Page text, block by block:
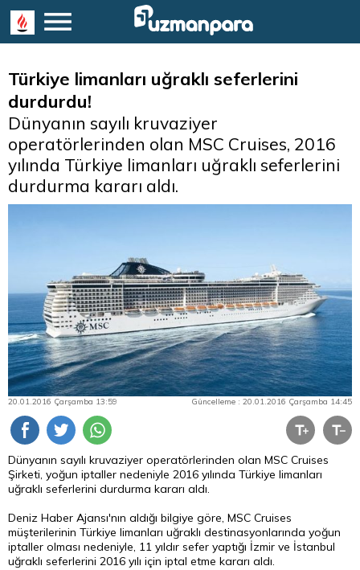
Türkiye limanları uğraklı seferlerini
durdurdu!
Dünyanın sayılı kruvaziyer
operatörlerinden olan MSC Cruises, 2016
yılında Türkiye limanları uğraklı seferlerini
durdurma kararı aldı.
20.01.2016 Çarşamba 13:59 Güncelleme : 20.01.2016 Çarşamba 14:45
Dünyanın sayılı kruvaziyer operatörlerinden olan MSC Cruises
Şirketi, yoğun iptaller nedeniyle 2016 yılında Türkiye limanları
uğraklı seferlerini durdurma kararı aldı.
Deniz Haber Ajansı'nın aldığı bilgiye göre, MSC Cruises
müşterilerinin Türkiye limanları uğraklı destinasyonlarında yoğun
iptaller olması nedeniyle, 11 yıldır sefer yaptığı İzmir ve İstanbul
uğraklı seferlerini 2016 yılı için iptal etme kararı aldı.